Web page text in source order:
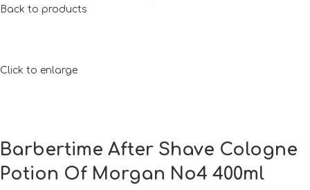
Back to products
Click to enlarge
Barbertime After Shave Cologne
Potion Of Morgan No4 400ml